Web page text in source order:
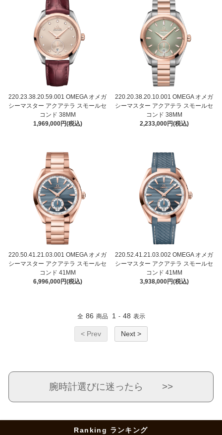
220.23.38.20.59.001 OMEGA オメガ
シーマスター アクアテラ スモールセ
コンド 38MM
1,969,000円(税込)
220.20.38.20.10.001 OMEGA オメガ
シーマスター アクアテラ スモールセ
コンド 38MM
2,233,000円(税込)
220.50.41.21.03.001 OMEGA オメガ
シーマスター アクアテラ スモールセ
コンド 41MM
6,996,000円(税込)
220.52.41.21.03.002 OMEGA オメガ
シーマスター アクアテラ スモールセ
コンド 41MM
3,938,000円(税込)
全 86 商品 1 - 48 表示
< Prev Next >
腕時計選びに迷ったら >>
Ranking ランキング